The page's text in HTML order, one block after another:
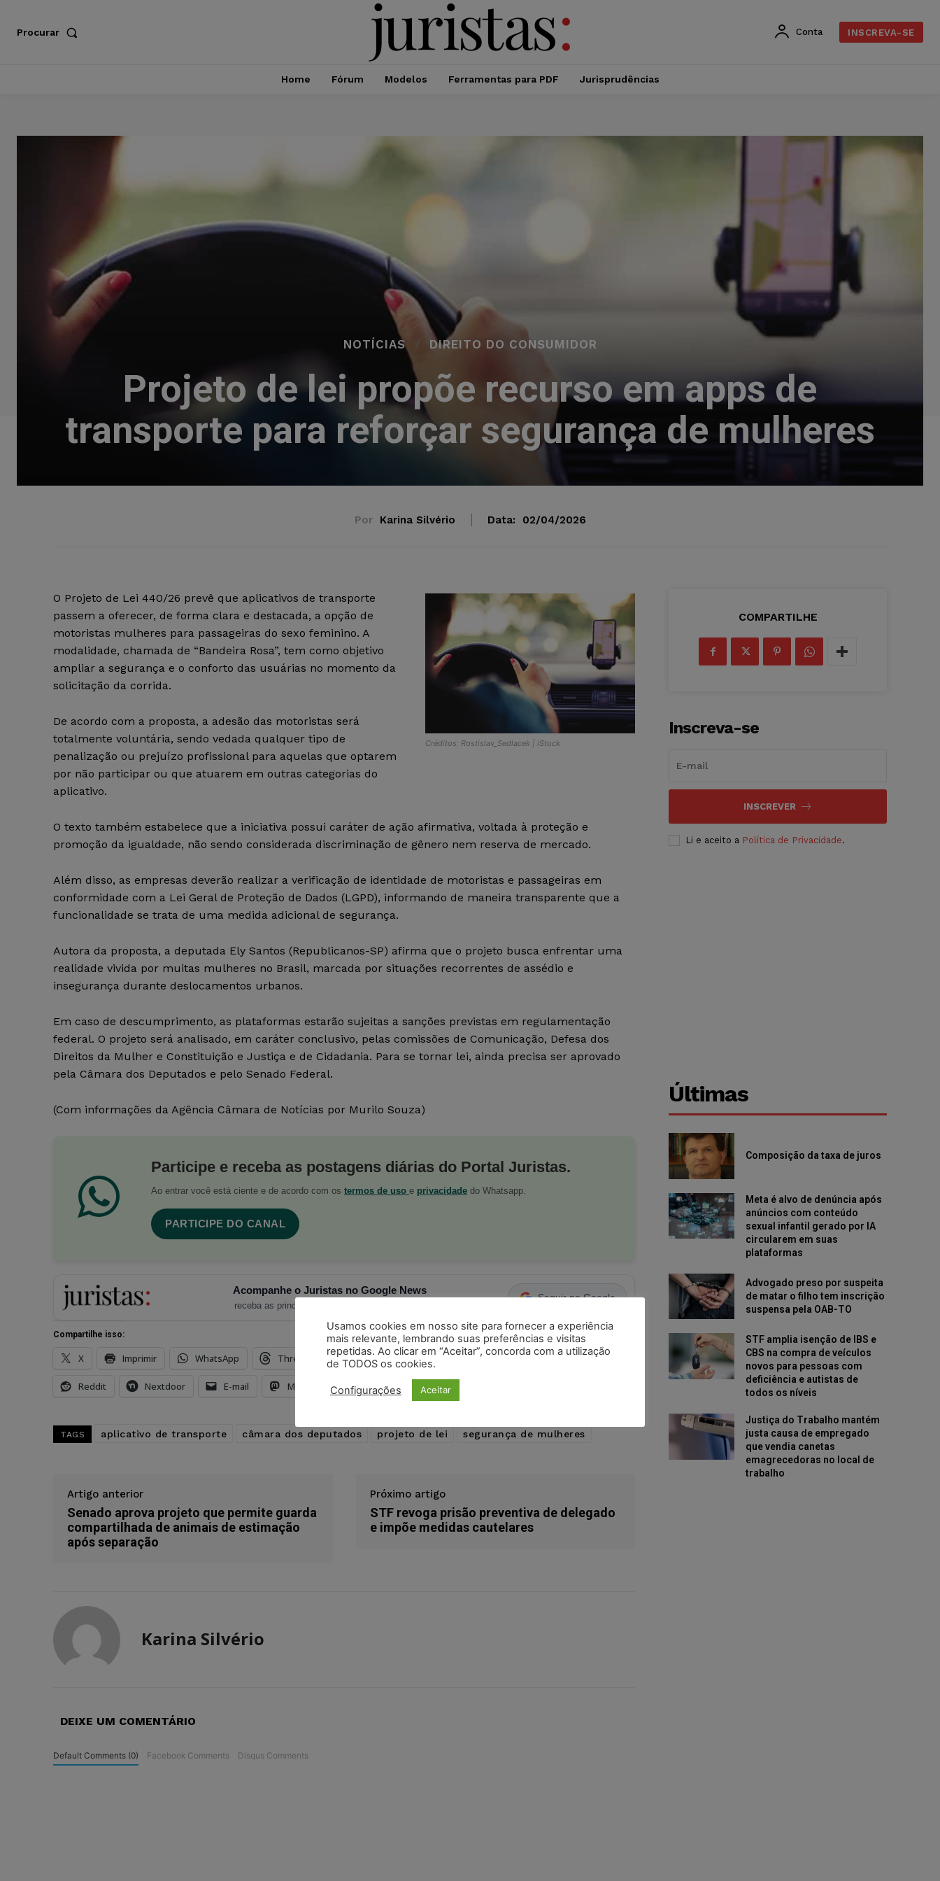
Procurar Conta INSCREVA-SE
Home Fórum Modelos Ferramentas para PDF Jurisprudências
NOTÍCIAS DIREITO DO CONSUMIDOR
Projeto de lei propõe recurso em apps de
transporte para reforçar segurança de mulheres
Por Karina Silvério Data: 02/04/2026
Créditos: Rostislav_Sedlacek | iStock
O Projeto de Lei 440/26 prevê que aplicativos de transporte
passem a oferecer, de forma clara e destacada, a opção de
motoristas mulheres para passageiras do sexo feminino. A
modalidade, chamada de “Bandeira Rosa”, tem como objetivo
ampliar a segurança e o conforto das usuárias no momento da
solicitação da corrida.
De acordo com a proposta, a adesão das motoristas será
totalmente voluntária, sendo vedada qualquer tipo de
penalização ou prejuízo profissional para aquelas que optarem
por não participar ou que atuarem em outras categorias do
aplicativo.
O texto também estabelece que a iniciativa possui caráter de ação afirmativa, voltada à proteção e
promoção da igualdade, não sendo considerada discriminação de gênero nem reserva de mercado.
Além disso, as empresas deverão realizar a verificação de identidade de motoristas e passageiras em
conformidade com a Lei Geral de Proteção de Dados (LGPD), informando de maneira transparente que a
funcionalidade se trata de uma medida adicional de segurança.
Autora da proposta, a deputada Ely Santos (Republicanos-SP) afirma que o projeto busca enfrentar uma
realidade vivida por muitas mulheres no Brasil, marcada por situações recorrentes de assédio e
insegurança durante deslocamentos urbanos.
Em caso de descumprimento, as plataformas estarão sujeitas a sanções previstas em regulamentação
federal. O projeto será analisado, em caráter conclusivo, pelas comissões de Comunicação, Defesa dos
Direitos da Mulher e Constituição e Justiça e de Cidadania. Para se tornar lei, ainda precisa ser aprovado
pela Câmara dos Deputados e pelo Senado Federal.
(Com informações da Agência Câmara de Notícias por Murilo Souza)
Participe e receba as postagens diárias do Portal Juristas.
Ao entrar você está ciente e de acordo com os termos de uso e privacidade do Whatsapp.
PARTICIPE DO CANAL
Acompanhe o Juristas no Google News
receba as principais notícias jurídicas do Brasil
Seguir no Google
Compartilhe isso:
X Imprimir WhatsApp Threads Facebook Telegram Pinterest Tumblr
Reddit Nextdoor E-mail Mastodon LinkedIn
TAGS aplicativo de transporte câmara dos deputados projeto de lei segurança de mulheres
Artigo anterior
Senado aprova projeto que permite guarda
compartilhada de animais de estimação
após separação
Próximo artigo
STF revoga prisão preventiva de delegado
e impõe medidas cautelares
Karina Silvério
DEIXE UM COMENTÁRIO
Default Comments (0) Facebook Comments Disqus Comments
COMPARTILHE
Inscreva-se
INSCREVER
Li e aceito a Política de Privacidade.
Últimas
Composição da taxa de juros
Meta é alvo de denúncia após
anúncios com conteúdo
sexual infantil gerado por IA
circularem em suas
plataformas
Advogado preso por suspeita
de matar o filho tem inscrição
suspensa pela OAB-TO
STF amplia isenção de IBS e
CBS na compra de veículos
novos para pessoas com
deficiência e autistas de
todos os níveis
Justiça do Trabalho mantém
justa causa de empregado
que vendia canetas
emagrecedoras no local de
trabalho
Usamos cookies em nosso site para fornecer a experiência
mais relevante, lembrando suas preferências e visitas
repetidas. Ao clicar em “Aceitar”, concorda com a utilização
de TODOS os cookies.
Configurações Aceitar